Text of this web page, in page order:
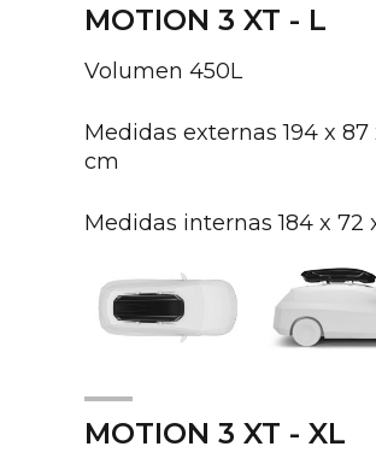
MOTION 3 XT - L
Volumen 450L
Medidas externas 194 x 87
cm
Medidas internas 184 x 72
MOTION 3 XT - XL